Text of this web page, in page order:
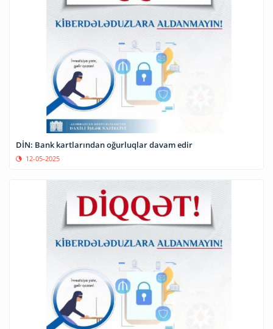
DİN: Bank kartlarından oğurluqlar davam edir
12-05-2025